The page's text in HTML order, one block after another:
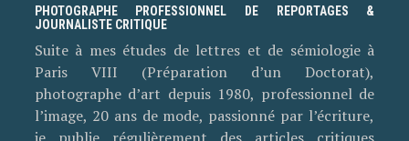
PHOTOGRAPHE PROFESSIONNEL DE REPORTAGES &
JOURNALISTE CRITIQUE
Suite à mes études de lettres et de sémiologie à
Paris VIII (Préparation d’un Doctorat),
photographe d’art depuis 1980, professionnel de
l’image, 20 ans de mode, passionné par l’écriture,